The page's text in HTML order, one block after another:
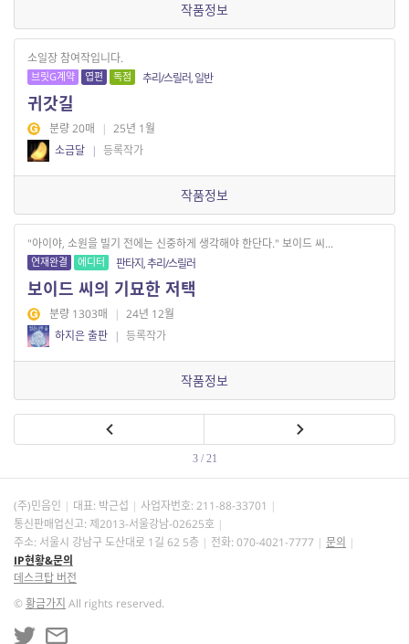
작품정보
소일장 참여작입니다.
브릿G계약 엽편 독점 추리/스릴러, 일반
귀갓길
분량 20매 | 25년 1월
소금달 | 등록작가
작품정보
"아이야, 소원을 빌기 전에는 신중하게 생각해야 한단다." 보이드 씨...
연재완결 에디터 판타지, 추리/스릴러
보이드 씨의 기묘한 저택
분량 1303매 | 24년 12월
하지은 출판 | 등록작가
작품정보
3 / 21
(주)민음인 대표: 박근섭 사업자번호: 211-88-33701
통신판매업신고: 제2013-서울강남-02625호
주소: 서울시 강남구 도산대로 1길 62 5층
전화: 070-4021-7777
문의
IP현황&문의
데스크탑 버전
©황금가지 All rights reserved.